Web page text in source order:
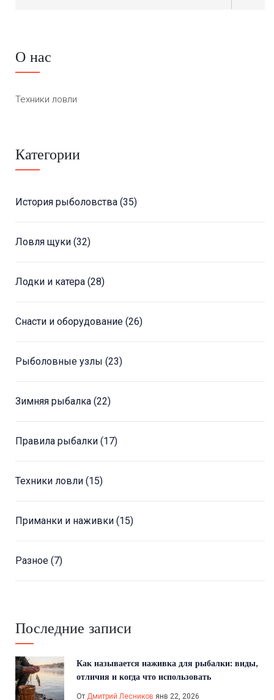
О нас
Техники ловли
Категории
История рыболовства (35)
Ловля щуки (32)
Лодки и катера (28)
Снасти и оборудование (26)
Рыболовные узлы (23)
Зимняя рыбалка (22)
Правила рыбалки (17)
Техники ловли (15)
Приманки и наживки (15)
Разное (7)
Последние записи
Как называется наживка для рыбалки: виды,
отличия и когда что использовать
От Дмитрий Лесников янв 22, 2026